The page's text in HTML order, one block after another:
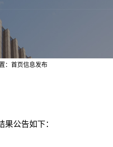
： 首页信息发布
公告如下：